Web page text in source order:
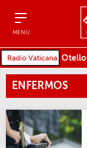
MENU
Otello
ENFERMOS